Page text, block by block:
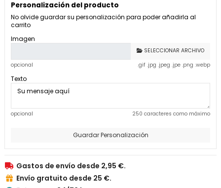
Personalización del producto
No olvide guardar su personalización para poder añadirla al
carrito
Imagen
SELECCIONAR ARCHIVO
opcional
.gif .jpg .jpeg .jpe .png .webp
Texto
opcional 250 caracteres como máximo
Guardar Personalización
 Gastos de envío desde 2,95 €.
 Envío gratuito desde 25 €.